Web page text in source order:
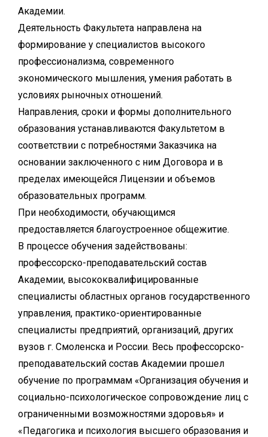
Академии.
Деятельность Факультета направлена на
формирование у специалистов высокого
профессионализма, современного
экономического мышления, умения работать в
условиях рыночных отношений.
Направления, сроки и формы дополнительного
образования устанавливаются Факультетом в
соответствии с потребностями Заказчика на
основании заключенного с ним Договора и в
пределах имеющейся Лицензии и объемов
образовательных программ.
При необходимости, обучающимся
предоставляется благоустроенное общежитие.
В процессе обучения задействованы:
профессорско-преподавательский состав
Академии, высококвалифицированные
специалисты областных органов государственного
управления, практико-ориентированные
специалисты предприятий, организаций, других
вузов г. Смоленска и России. Весь профессорско-
преподавательский состав Академии прошел
обучение по программам «Организация обучения и
социально-психологическое сопровождение лиц с
ограниченными возможностями здоровья» и
«Педагогика и психология высшего образования и